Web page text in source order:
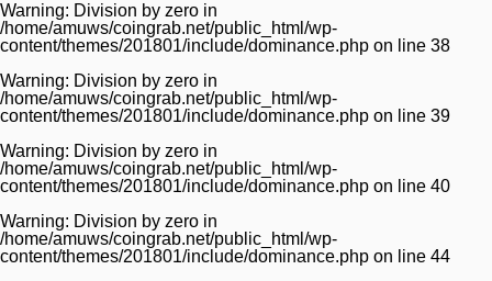
Warning: Division by zero in
/home/amuws/coingrab.net/public_html/wp-
content/themes/201801/include/dominance.php on line 38
Warning: Division by zero in
/home/amuws/coingrab.net/public_html/wp-
content/themes/201801/include/dominance.php on line 39
Warning: Division by zero in
/home/amuws/coingrab.net/public_html/wp-
content/themes/201801/include/dominance.php on line 40
Warning: Division by zero in
/home/amuws/coingrab.net/public_html/wp-
content/themes/201801/include/dominance.php on line 44